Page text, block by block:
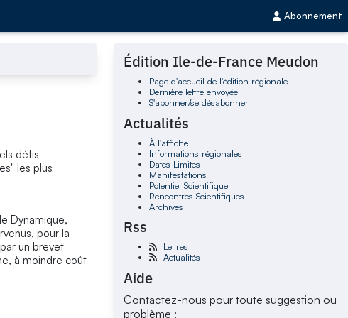
Abonnement
défis
les plus
Dynamique,
pour la
un brevet
à moindre coût
Édition Ile-de-France Meudon
Page d'accueil de l'édition régionale
Dernière lettre envoyée
S'abonner/se désabonner
Actualités
À l'affiche
Informations régionales
Dates Limites
Manifestations
Potentiel Scientifique
Rencontres Scientifiques
Archives
Rss
Lettres
Actualités
Aide
Contactez-nous pour toute suggestion ou
problème :